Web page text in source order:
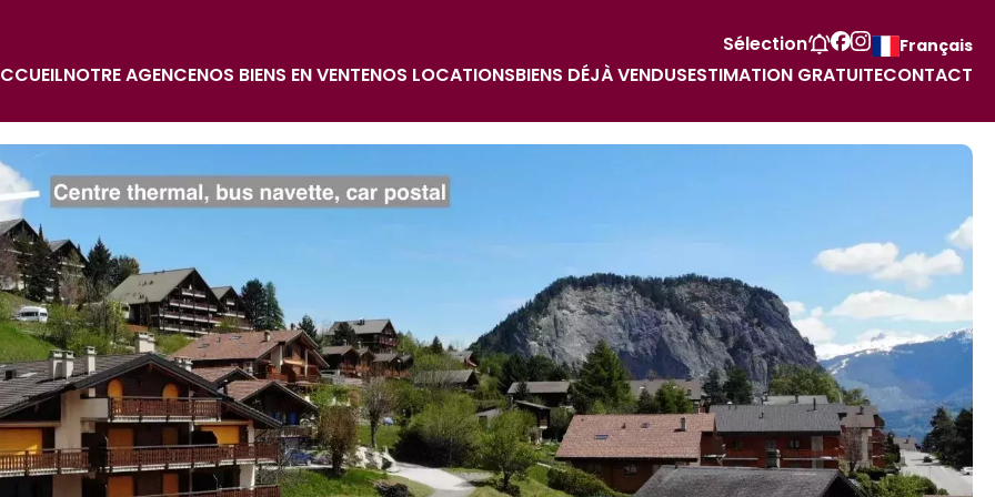
Sélection Français
NOTRE AGENCENOS BIENS EN VENTENOS LOCATIONSBIENS DÉJÀ VENDUSESTIMATION GRATUITECONTACT